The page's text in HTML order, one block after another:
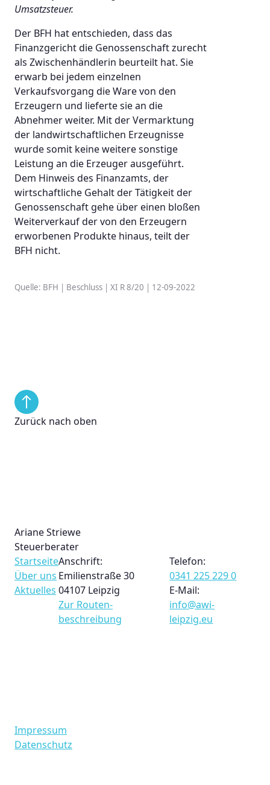
Umsatzsteuer.
Der BFH hat entschieden, dass das
Finanzgericht die Genossenschaft zurecht
als Zwischenhändlerin beurteilt hat. Sie
erwarb bei jedem einzelnen
Verkaufsvorgang die Ware von den
Erzeugern und lieferte sie an die
Abnehmer weiter. Mit der Vermarktung
der landwirtschaftlichen Erzeugnisse
wurde somit keine weitere sonstige
Leistung an die Erzeuger ausgeführt.
Dem Hinweis des Finanzamts, der
wirtschaftliche Gehalt der Tätigkeit der
Genossenschaft gehe über einen bloßen
Weiterverkauf der von den Erzeugern
erworbenen Produkte hinaus, teilt der
BFH nicht.
Quelle: BFH | Beschluss | XI R 8/20 | 12-09-2022
Zurück nach oben
Ariane Striewe
Steuerberater
Startseite
Über uns
Aktuelles
Anschrift:
Emilienstraße 30
04107 Leipzig
Zur Routen­
beschreibung
Telefon:
0341 225 229 0
E-Mail:
info@awi-
leipzig.eu
Impressum
Datenschutz